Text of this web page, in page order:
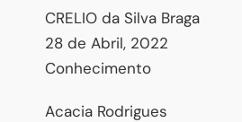
CRELIO da Silva Braga
28 de Abril, 2022
Conhecimento
Acacia Rodrigues